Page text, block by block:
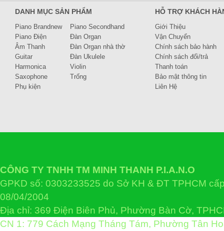
DANH MỤC SẢN PHẨM
Piano Brandnew
Piano Secondhand
Piano Điện
Đàn Organ
Âm Thanh
Đàn Organ nhà thờ
Guitar
Đàn Ukulele
Harmonica
Violin
Saxophone
Trống
Phụ kiện
HỖ TRỢ KHÁCH
Giới Thiệu
Vận Chuyển
Chính sách bảo hành
Chính sách đổi/trả
Thanh toán
Bảo mật thông tin
Liên Hệ
CÔNG TY TNHH TM MINH THANH P.I.A.N.O
GPKD số: 0303233525 do Sở KH & ĐT TPHCM
08/04/2004
Địa chỉ: 369 Điện Biên Phủ, Phường Bàn Cờ,
CN 1: 779 Cách Mạng Tháng Tám, Phường Tân